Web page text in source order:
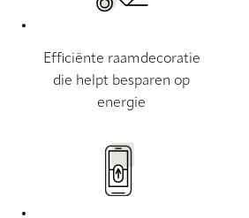
Efficiënte raamdecoratie
die helpt besparen op
energie